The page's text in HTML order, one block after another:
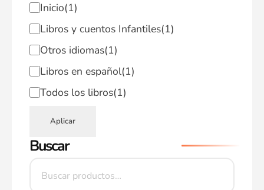
Inicio(1)
Libros y cuentos Infantiles(1)
Otros idiomas(1)
Libros en español(1)
Todos los libros(1)
Aplicar
Buscar